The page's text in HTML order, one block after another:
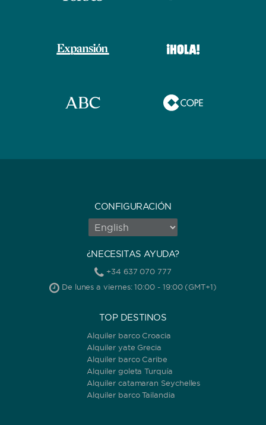
CONFIGURACIÓN
¿NECESITAS AYUDA?
+34 637 070 777
De lunes a viernes: 10:00 - 19:00 (GMT+1)
TOP DESTINOS
Alquiler barco Croacia
Alquiler yate Grecia
Alquiler barco Caribe
Alquiler goleta Turquía
Alquiler catamaran Seychelles
Alquiler barco Tailandia